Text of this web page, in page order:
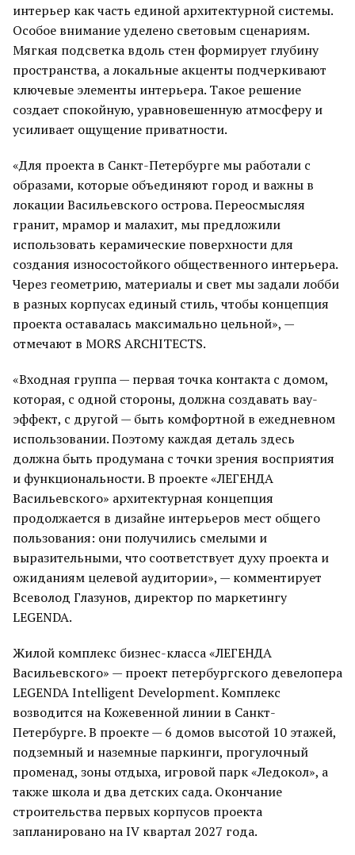
интерьер как часть единой архитектурной системы.
Особое внимание уделено световым сценариям.
Мягкая подсветка вдоль стен формирует глубину
пространства, а локальные акценты подчеркивают
ключевые элементы интерьера. Такое решение
создает спокойную, уравновешенную атмосферу и
усиливает ощущение приватности.
«Для проекта в Санкт-Петербурге мы работали с
образами, которые объединяют город и важны в
локации Васильевского острова. Переосмысляя
гранит, мрамор и малахит, мы предложили
использовать керамические поверхности для
создания износостойкого общественного интерьера.
Через геометрию, материалы и свет мы задали лобби
в разных корпусах единый стиль, чтобы концепция
проекта оставалась максимально цельной», —
отмечают в MORS ARCHITECTS.
«Входная группа — первая точка контакта с домом,
которая, с одной стороны, должна создавать вау-
эффект, с другой — быть комфортной в ежедневном
использовании. Поэтому каждая деталь здесь
должна быть продумана с точки зрения восприятия
и функциональности. В проекте «ЛЕГЕНДА
Васильевского» архитектурная концепция
продолжается в дизайне интерьеров мест общего
пользования: они получились смелыми и
выразительными, что соответствует духу проекта и
ожиданиям целевой аудитории», — комментирует
Всеволод Глазунов, директор по маркетингу
LEGENDA.
Жилой комплекс бизнес-класса «ЛЕГЕНДА
Васильевского» — проект петербургского девелопера
LEGENDA Intelligent Development. Комплекс
возводится на Кожевенной линии в Санкт-
Петербурге. В проекте — 6 домов высотой 10 этажей,
подземный и наземные паркинги, прогулочный
променад, зоны отдыха, игровой парк «Ледокол», а
также школа и два детских сада. Окончание
строительства первых корпусов проекта
запланировано на IV квартал 2027 года.